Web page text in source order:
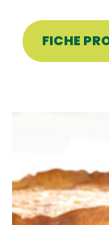
FICHE